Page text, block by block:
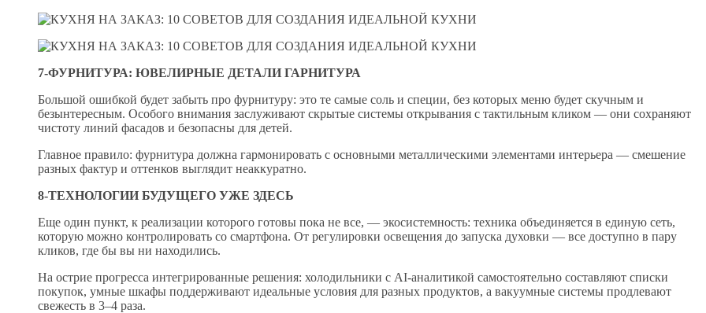
7-ФУРНИТУРА: ЮВЕЛИРНЫЕ ДЕТАЛИ ГАРНИТУРА
Большой ошибкой будет забыть про фурнитуру: это те самые соль и специи, без которых меню будет скучным и
безынтересным. Особого внимания заслуживают скрытые системы открывания с тактильным кликом — они сохраняют
чистоту линий фасадов и безопасны для детей.
Главное правило: фурнитура должна гармонировать с основными металлическими элементами интерьера — смешение
разных фактур и оттенков выглядит неаккуратно.
8-ТЕХНОЛОГИИ БУДУЩЕГО УЖЕ ЗДЕСЬ
Еще один пункт, к реализации которого готовы пока не все, — экосистемность: техника объединяется в единую сеть,
которую можно контролировать со смартфона. От регулировки освещения до запуска духовки — все доступно в пару
кликов, где бы вы ни находились.
На острие прогресса интегрированные решения: холодильники с AI-аналитикой самостоятельно составляют списки
покупок, умные шкафы поддерживают идеальные условия для разных продуктов, а вакуумные системы продлевают
свежесть в 3–4 раза.